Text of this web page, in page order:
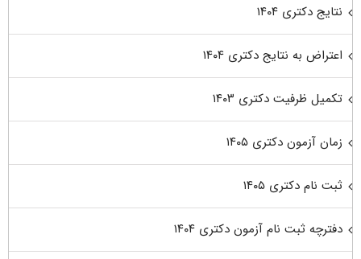
نتایج دکتری ۱۴۰۴
اعتراض به نتایج دکتری ۱۴۰۴
تکمیل ظرفیت دکتری ۱۴۰۳
زمان آزمون دکتری ۱۴۰۵
ثبت نام دکتری ۱۴۰۵
دفترچه ثبت نام آزمون دکتری ۱۴۰۴